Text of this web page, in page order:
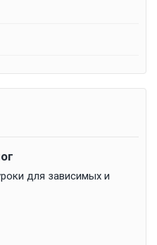
для зависимых и